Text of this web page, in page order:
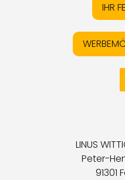
IHR
LINUS
Peter-
91301